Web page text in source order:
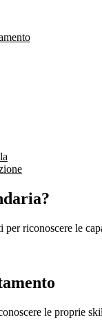
riconoscere le
le proprie